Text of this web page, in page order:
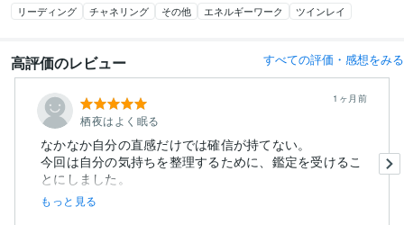
リーディング チャネリング その他 エネルギーワーク ツインレイ
高評価のレビュー すべての評価・感想をみる
栖夜はよく眠る
1ヶ月前
なかなか自分の直感だけでは確信が持てない。
今回は自分の気持ちを整理するために、鑑定を受けるこ
とにしました。
ココナラを...
もっと見る